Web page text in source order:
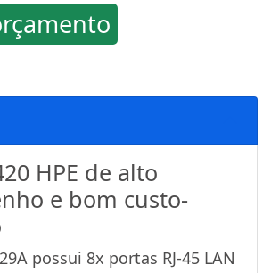
HPE de alto
e bom custo-
possui 8x portas RJ-45 LAN